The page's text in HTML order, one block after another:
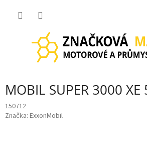
MOBIL SUPER 3000
150712
Značka: ExxonMobil